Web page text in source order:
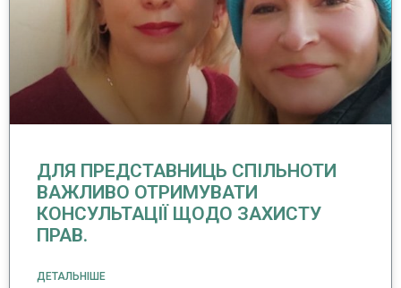
ДЛЯ ПРЕДСТАВНИЦЬ СПІЛЬНОТИ
ВАЖЛИВО ОТРИМУВАТИ
КОНСУЛЬТАЦІЇ ЩОДО ЗАХИСТУ
ПРАВ.
ДЕТАЛЬНІШЕ